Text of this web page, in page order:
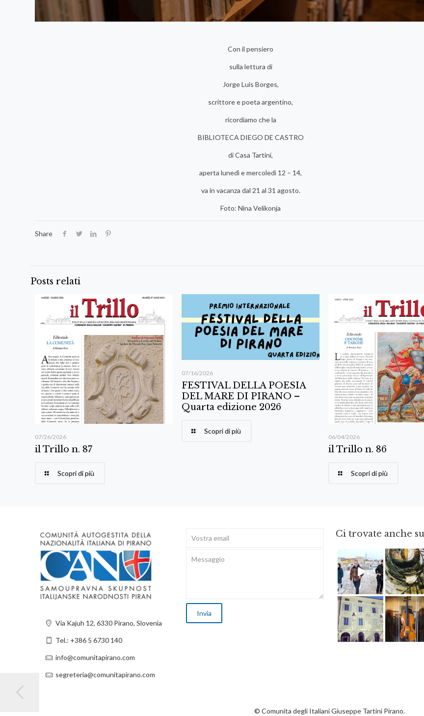
Con il pensiero
sulla lettura di
Jorge Luis Borges,
scrittore e poeta argentino,
ricordiamo che la
BIBLIOTECA DIEGO DE CASTRO
di Casa Tartini,
aperta lunedì e mercoledì 12 – 14,
va in vacanza dal 21 al 31 agosto.
Foto: Nina Velikonja
Share
Posts relati
07/26/2026
il Trillo n. 87
Scopri di più
07/16/2026
FESTIVAL DELLA POESIA
DEL MARE DI PIRANO –
Quarta edizione 2026
Scopri di più
06/04/2026
il Trillo n. 86
Scopri di più
Via Kajuh 12, 6330 Pirano, Slovenia
Tel.: +386 5 6730 140
info@comunitapirano.com
segreteria@comunitapirano.com
Ci trovate anche
Feb 16 Ago 3
Apr 3 Apr 8
© Comunita degli Italiani Giuseppe Tartini Pirano.